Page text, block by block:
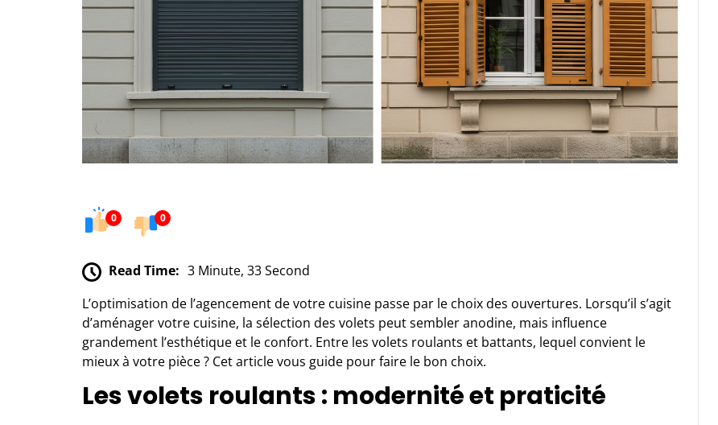
0 0
Read Time: 3 Minute, 33 Second
L’optimisation de l’agencement de votre cuisine passe par le choix des ouvertures. Lorsqu’il s’agit
d’aménager votre cuisine, la sélection des volets peut sembler anodine, mais influence
grandement l’esthétique et le confort. Entre les volets roulants et battants, lequel convient le
mieux à votre pièce ? Cet article vous guide pour faire le bon choix.
Les volets roulants : modernité et praticité